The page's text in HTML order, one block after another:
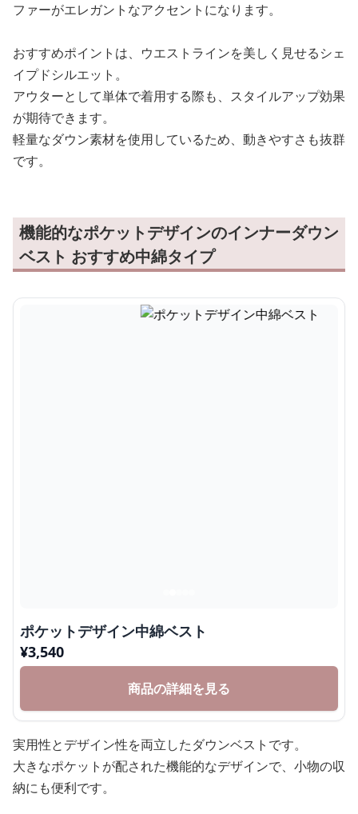
ファーがエレガントなアクセントになります。
おすすめポイントは、ウエストラインを美しく見せるシェ
イプドシルエット。
アウターとして単体で着用する際も、スタイルアップ効果
が期待できます。
軽量なダウン素材を使用しているため、動きやすさも抜群
です。
機能的なポケットデザインのインナーダウン
ベスト おすすめ中綿タイプ
ポケットデザイン中綿ベスト
¥3,540
商品の詳細を見る
実用性とデザイン性を両立したダウンベストです。
大きなポケットが配された機能的なデザインで、小物の収
納にも便利です。